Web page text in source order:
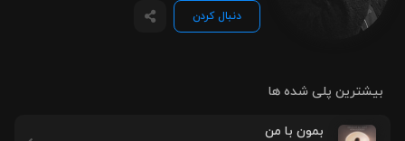
دنبال کردن
بیشترین پلی شده ها
بمون با من